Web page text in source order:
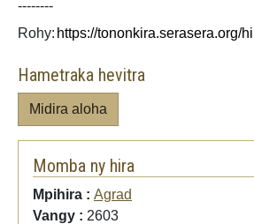
--------
Rohy:
Hametraka hevitra
Midira aloha
Momba ny hira
Mpihira : Agrad
Vangy : 2603